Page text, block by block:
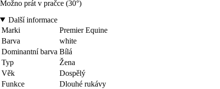
Možno prát v pračce (30°)
Další informace
Marki
Premier Equine
Barva
white
Dominantní barva Bílá
Typ
Žena
Věk
Dospělý
Funkce
Dlouhé rukávy